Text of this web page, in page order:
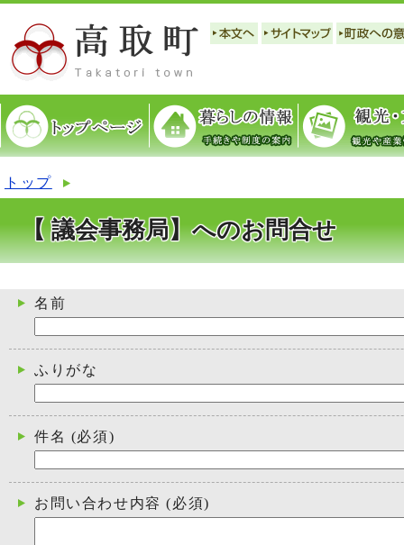
トップ
【 議会事務局】へのお問合せ
名前
ふりがな
件名 (必須)
お問い合わせ内容 (必須)